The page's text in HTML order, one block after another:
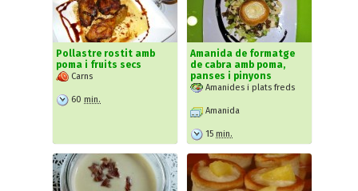
Pollastre rostit amb
poma i fruits secs
Carns
60 min.
Amanida de formatge
de cabra amb poma,
panses i pinyons
Amanides i plats freds
Amanida
15 min.